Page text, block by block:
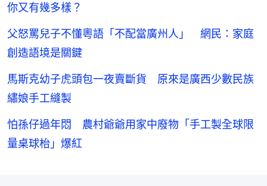
你又有幾多樣？
父怒罵兒子不懂粵語「不配當廣州人」 網民：家庭
創造語境是關鍵
馬斯克幼子虎頭包一夜賣斷貨 原來是廣西少數民族
繡娘手工縫製
怕孫仔過年悶 農村爺爺用家中廢物「手工製全球限
量桌球枱」爆紅